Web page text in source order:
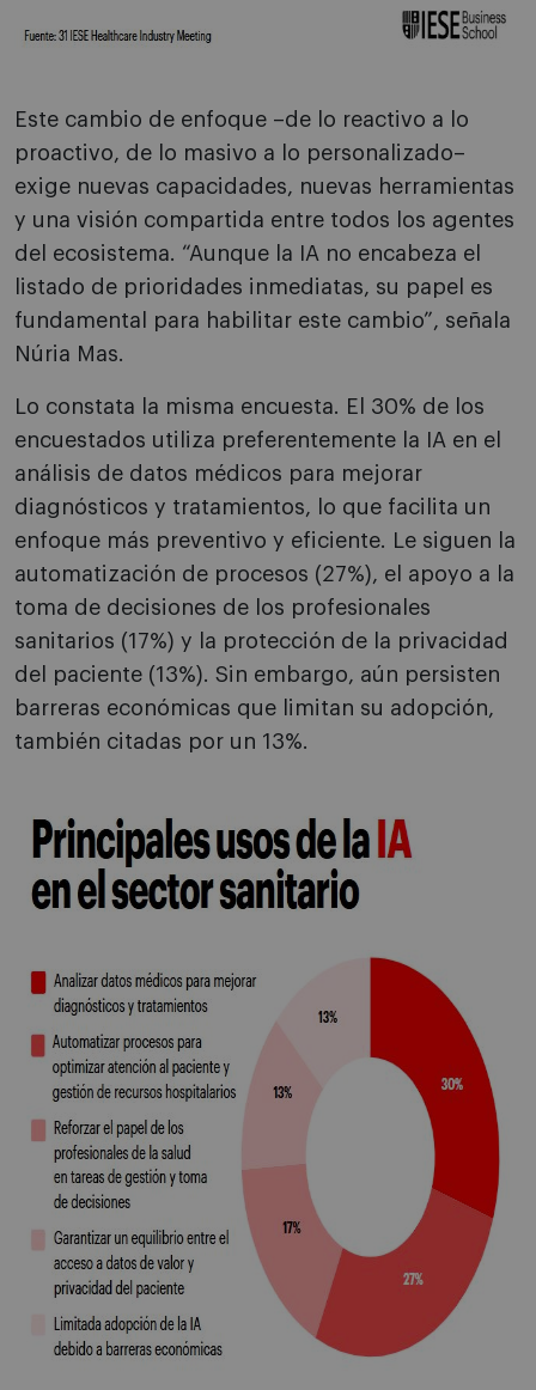
Este cambio de enfoque –de lo reactivo a lo
proactivo, de lo masivo a lo personalizado–
exige nuevas capacidades, nuevas herramientas
y una visión compartida entre todos los agentes
del ecosistema. “Aunque la IA no encabeza el
listado de prioridades inmediatas, su papel es
fundamental para habilitar este cambio”, señala
Núria Mas.
Lo constata la misma encuesta. El 30% de los
encuestados utiliza preferentemente la IA en el
análisis de datos médicos para mejorar
diagnósticos y tratamientos, lo que facilita un
enfoque más preventivo y eficiente. Le siguen la
automatización de procesos (27%), el apoyo a la
toma de decisiones de los profesionales
sanitarios (17%) y la protección de la privacidad
del paciente (13%). Sin embargo, aún persisten
barreras económicas que limitan su adopción,
también citadas por un 13%.